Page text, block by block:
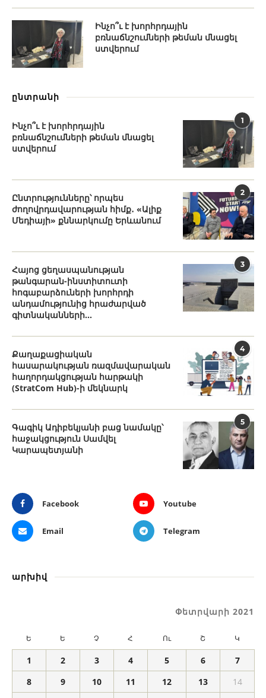
Ինչո՞ւ է խորհրդային
բռնաճնշումների թեման մնացել
ստվերում
ընտրանի
1
Ինչո՞ւ է խորհրդային
բռնաճնշումների թեման մնացել
ստվերում
2
Ընտրությունները՝ որպես
ժողովրդավարության հիմք․ «Ալիք
Մեդիայի» քննարկումը Երևանում
3
Հայոց ցեղասպանության
թանգարան-ինստիտուտի
հոգաբարձուների խորհրդի
անդամությունից հրաժարված
գիտնականների...
4
Քաղաքացիական
հասարակության ռազմավարական
հաղորդակցության հարթակի
(StratCom Hub)-ի մեկնարկ
5
Գագիկ Ադիբեկյանի բաց նամակը՝
հաջակցություն Սամվել
Կարապետյանի
Facebook Youtube
Email Telegram
արխիվ
Փետրվարի 2021
Ե Ե Չ Հ Ու Շ Կ
1 2 3 4 5 6
7
8
9 10 11 12 13
14